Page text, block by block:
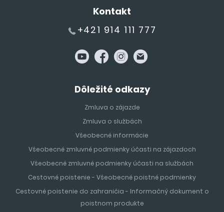
Kontakt
+421 914 111 777
Dôležité odkazy
Zmluva o zájazde
Zmluva o službách
Všeobecné informácie
Všeobecné zmluvné podmienky účasti na zájazdoch
Všeobecné zmluvné podmienky účasti na službách
Cestovné poistenie - Všeobecné poistné podmienky
Cestovné poistenie do zahraničia - Informačný dokument o
poistnom produkte